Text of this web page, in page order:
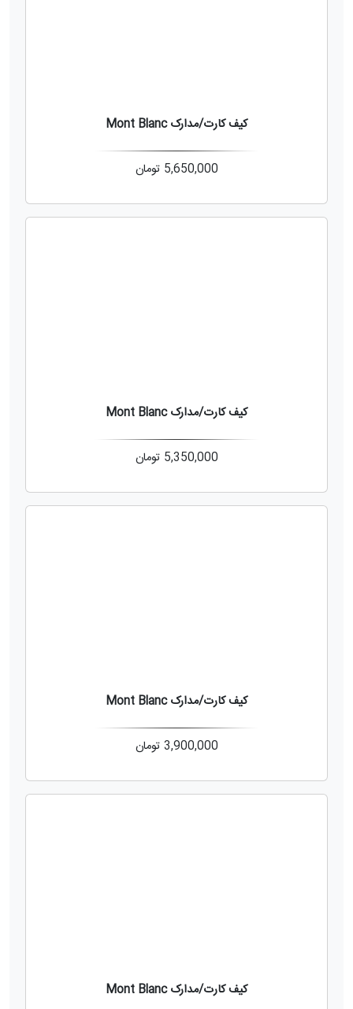
کیف کارت/مدارک Mont Blanc
5,650,000 تومان
کیف کارت/مدارک Mont Blanc
5,350,000 تومان
کیف کارت/مدارک Mont Blanc
3,900,000 تومان
کیف کارت/مدارک Mont Blanc